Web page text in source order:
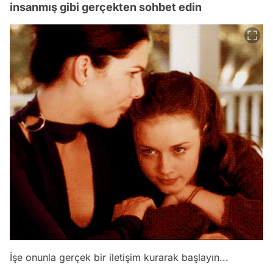
insanmış gibi gerçekten sohbet edin
İşe onunla gerçek bir iletişim kurarak başlayın...